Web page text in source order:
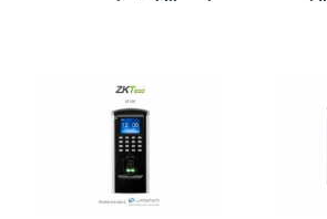
Recognation, Sidik Jari
|